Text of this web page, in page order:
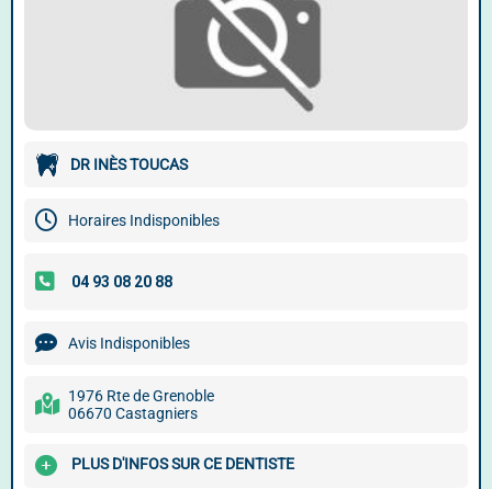
DR INÈS TOUCAS
Horaires Indisponibles
Avis Indisponibles
1976 Rte de Grenoble
06670 Castagniers
PLUS D'INFOS SUR CE DENTISTE